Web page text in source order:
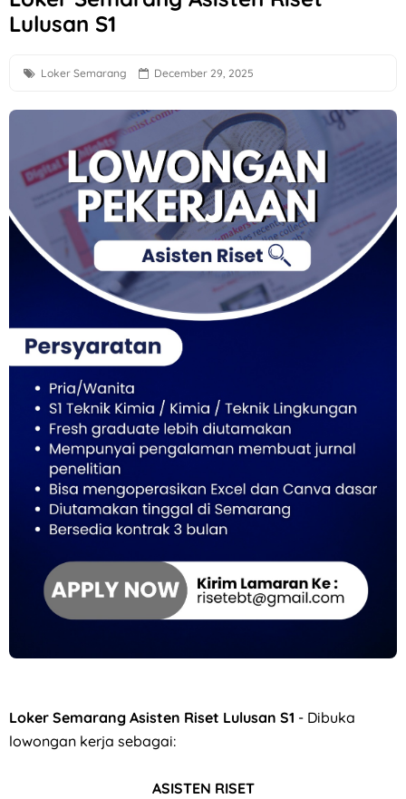
Loker Solo Raya Lulusan S1 di Cerita Rasa Catering &
Loker Karanganyar HRD, Gudang, Keuangan, dll di Sweet
Lowongan Kerja F&B Solo dan Sukoharjo di Es Teh Mas
Loker Solo Bulan Agustus 2026 di Kosi Kost
Loker Pabrik Pipa PVC Sukoharjo di PT Damai Global
Lowongan Kerja 10 Posisi di Candi Elektronik Sukoharjo
Loker Pecel Pepe Semarang Posisi Crew Outlet
Loker Digital Marketing Sukoharjo di PT Elvas Grafika
Loker Sukoharjo 5 Posisi CV Tiga Likuid Plastindo & PT
Loker QC, PPIC, Operator Flexo di PT Quark Quality Pack
Loker Crew Store di TIANLALA Ice Cream, Tea & Coffee
Lulusan S1
Loker Semarang December 29, 2025
Loker Semarang Asisten Riset Lulusan S1 - Dibuka
lowongan kerja sebagai:
ASISTEN RISET